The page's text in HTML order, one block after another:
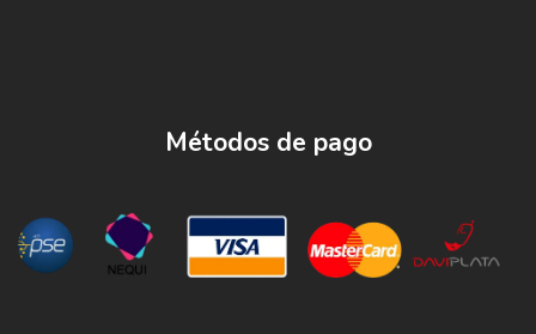
Métodos de pago